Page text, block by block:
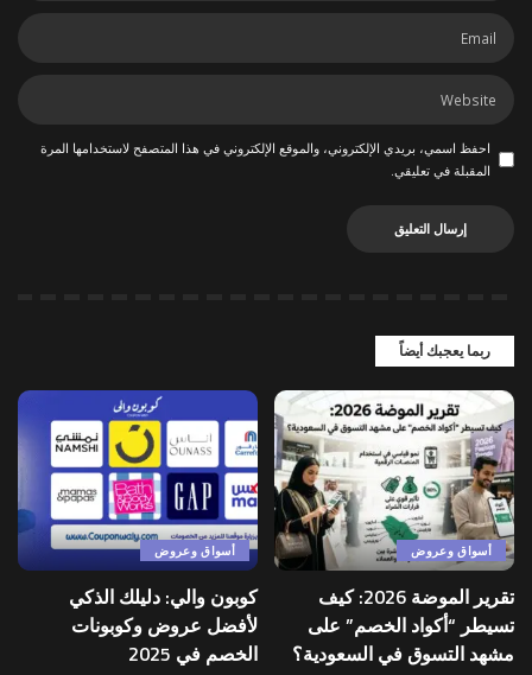
احفظ اسمي، بريدي الإلكتروني، والموقع الإلكتروني في هذا المتصفح لاستخدامها المرة
المقبلة في تعليقي.
ربما يعجبك أيضاً
أسواق وعروض
تقرير الموضة 2026: كيف
تسيطر “أكواد الخصم” على
مشهد التسوق في السعودية؟
أسواق وعروض
كوبون والي: دليلك الذكي
لأفضل عروض وكوبونات
الخصم في 2025